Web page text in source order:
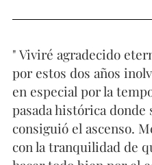
" Viviré agradecido
por estos dos años
en especial por la
pasada histórica donde
consiguió el ascenso.
con la tranquilidad de